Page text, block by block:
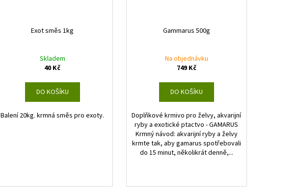
Exot směs 1kg
Skladem
40 Kč
DO KOŠÍKU
Balení 20kg. krmná směs pro exoty.
Gammarus 500g
Na objednávku
749 Kč
DO KOŠÍKU
Doplňkové krmivo pro želvy, akvarijní
ryby a exotické ptactvo - GAMARUS
Krmný návod: akvarijní ryby a želvy
krmte tak, aby gamarus spotřebovali
do 15 minut, několikrát denně,...